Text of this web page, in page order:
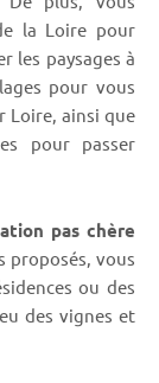
la Loire pour
les paysages à
pour vous
Loire, ainsi que
pour passer
pas chère
proposés, vous
ou des
des vignes et